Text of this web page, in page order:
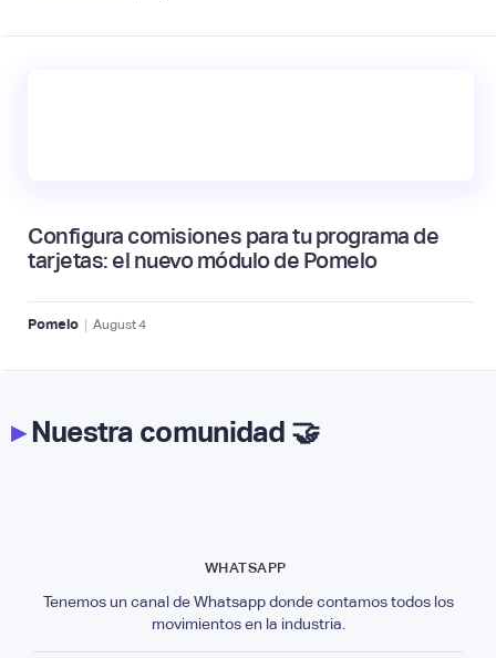
Configura comisiones para tu programa de
tarjetas: el nuevo módulo de Pomelo
Pomelo | August4
▸Nuestra comunidad 🤝
WHATSAPP
Tenemos un canal de Whatsapp donde contamos todos los
movimientos en la industria.